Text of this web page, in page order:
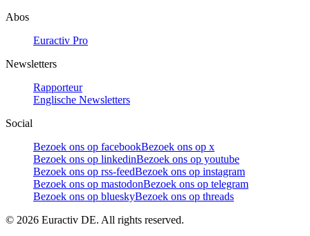
Abos
Euractiv Pro
Newsletters
Rapporteur
Englische Newsletters
Social
Bezoek ons op facebookBezoek ons op x
Bezoek ons op linkedinBezoek ons op youtube
Bezoek ons op rss-feedBezoek ons op instagram
Bezoek ons op mastodonBezoek ons op telegram
Bezoek ons op blueskyBezoek ons op threads
© 2026 Euractiv DE. All rights reserved.